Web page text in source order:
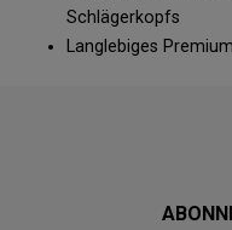
Schlägerkopfs
Langlebiges